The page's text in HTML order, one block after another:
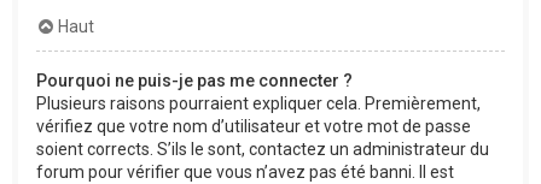
Haut
Pourquoi ne puis-je pas me connecter ?
Plusieurs raisons pourraient expliquer cela. Premièrement,
vérifiez que votre nom d’utilisateur et votre mot de passe
soient corrects. S’ils le sont, contactez un administrateur du
forum pour vérifier que vous n’avez pas été banni. Il est